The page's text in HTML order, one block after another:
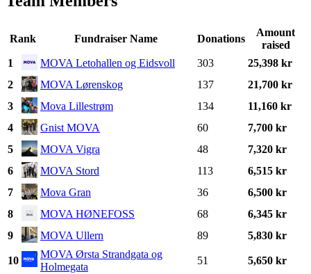
Rank Fundraiser Name Donations
Amount
raised
1
MOVA Letohallen og Eidsvoll 303
25,398 kr
2
MOVA Lørenskog 137
21,700 kr
3
Mova Lillestrøm 134
11,160 kr
4
Gnist MOVA 60
7,700 kr
5
MOVA Vigra 48
7,320 kr
6
MOVA Stord 113
6,515 kr
7
Mova Gran 36
6,500 kr
8
MOVA HØNEFOSS 68
6,345 kr
9
MOVA Ullern 89 5,830 kr
10
MOVA Ørsta Strandgata og
Holmegata
51 5,650 kr